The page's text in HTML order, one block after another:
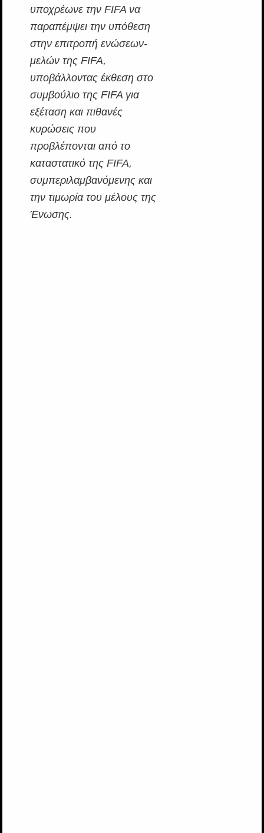
υποχρέωνε την FIFA να
παραπέμψει την υπόθεση
στην επιτροπή ενώσεων-
μελών της FIFA,
υποβάλλοντας έκθεση στο
συμβούλιο της FIFA για
εξέταση και πιθανές
κυρώσεις που
προβλέπονται από το
καταστατικό της FIFA,
συμπεριλαμβανόμενης και
την τιμωρία του μέλους της
Ένωσης.